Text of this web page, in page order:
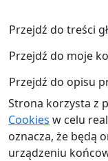
Przejdź do treści
Przejdź do moje
Przejdź do opisu
Strona korzysta z
Cookies w celu
oznacza, że będą
urządzeniu